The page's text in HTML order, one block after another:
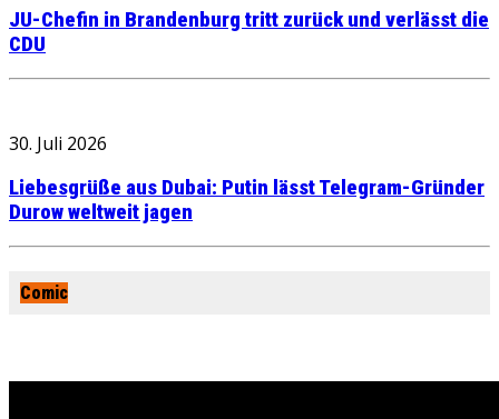
JU-Chefin in Brandenburg tritt zurück und verlässt die
CDU
30. Juli 2026
Liebesgrüße aus Dubai: Putin lässt Telegram-Gründer
Durow weltweit jagen
Comic